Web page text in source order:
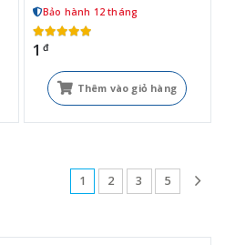
Bảo hành 12 tháng
1 đ
Thêm vào giỏ hàng
1 2 3 5